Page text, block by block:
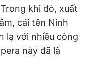
khi đó, xuất
cái tên Ninh
lạ với nhiều công
này đã là